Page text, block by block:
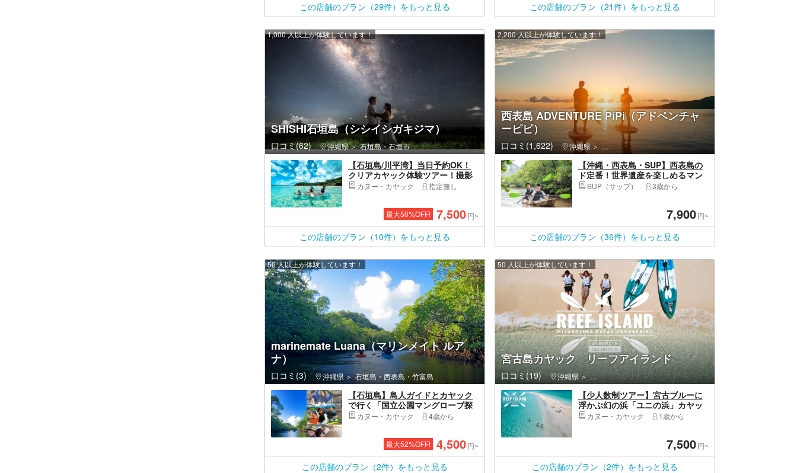
この店舗のプラン（29件）をもっと見る この店舗のプラン（21件）をもっと見る
SHISHI石垣島（シシイシガキジマ）
口コミ(62) 沖縄県 石垣島・石垣市
1,000 人以上が体験しています！
【石垣島/川平湾】当日予約OK！
クリアカヤック体験ツアー！撮影
データ、送迎無料・3歳以下無料♪
カヌー・カヤック 指定無し
最大50%OFF! 7,500円~
この店舗のプラン（10件）をもっと見る
西表島 ADVENTURE PiPi（アドベンチャ
ーピピ）
口コミ(1,622) 沖縄県 竹富島・西表島・波照間島・小浜島・竹富町（八重山郡）
2,200 人以上が体験しています！
【沖縄・西表島・SUP】西表島の
ド定番！世界遺産を楽しめるマン
グローブSUPorカヌー（半日／写
SUP（サップ） 3歳から
7,900円~
この店舗のプラン（36件）をもっと見る
marinemate Luana（マリンメイト ルア
ナ）
口コミ(3) 沖縄県 石垣島・西表島・竹富島
50 人以上が体験しています！
【石垣島】島人ガイドとカヤック
で行く「国立公園マングローブ探
検」｜年2300名超が体験&動画付
組限定で初心者も安心。高画質デ
ータをプレゼント）
カヌー・カヤック 4歳から
最大52%OFF! 4,500円~
この店舗のプラン（2件）をもっと見る
宮古島カヤック リーフアイランド
口コミ(19) 沖縄県 宮古島・伊良部島・宮古島市
50 人以上が体験しています！
【少人数制ツアー】宮古ブルーに
浮かぶ幻の浜「ユニの浜」カヤッ
クツアー！最大２組限定・ドロー
カヌー・カヤック 1歳から
7,500円~
この店舗のプラン（2件）をもっと見る